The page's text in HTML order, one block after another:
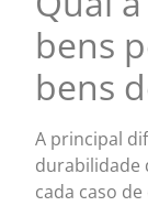
bens
bens
A principal
durabilidade
cada caso